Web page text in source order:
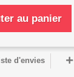
au panier
d'envies